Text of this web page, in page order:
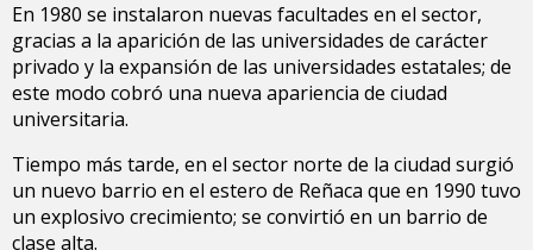
En 1980 se instalaron nuevas facultades en el sector,
gracias a la aparición de las universidades de carácter
privado y la expansión de las universidades estatales; de
este modo cobró una nueva apariencia de ciudad
universitaria.
Tiempo más tarde, en el sector norte de la ciudad surgió
un nuevo barrio en el estero de Reñaca que en 1990 tuvo
un explosivo crecimiento; se convirtió en un barrio de
clase alta.